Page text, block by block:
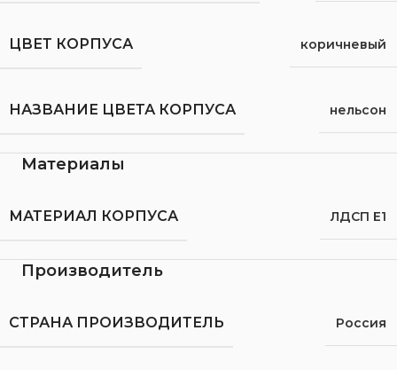
ЦВЕТ КОРПУСА коричневый
НАЗВАНИЕ ЦВЕТА КОРПУСА нельсон
Материалы
МАТЕРИАЛ КОРПУСА ЛДСП Е1
Производитель
СТРАНА ПРОИЗВОДИТЕЛЬ Россия